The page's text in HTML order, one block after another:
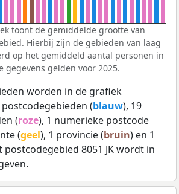
toont de gemiddelde grootte van
Hierbij zijn de gebieden van laag
op het gemiddeld aantal personen in
gegevens gelden voor 2025.
worden in de grafiek
(blauw), 19
(roze), 1 numerieke postcode
(geel), 1 provincie (bruin) en 1
postcodegebied 8051 JK wordt in